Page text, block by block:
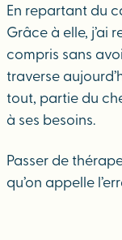
En repartant du
Grâce à elle, j’ai
compris sans
traverse
tout, partie du
à ses besoins.
Passer de
qu’on appelle